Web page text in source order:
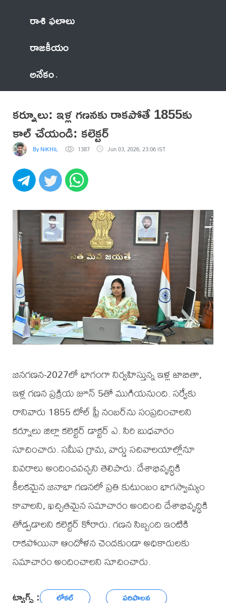
రాశి ఫలాలు
రాజకీయం
అనేకం
కర్నూలు: ఇళ్ల గణనకు రాకపోతే 1855కు
కాల్ చేయండి: కలెక్టర్
By NIKHIL 1387 Jun 03, 2026, 23:06 IST
జనగణన-2027లో భాగంగా నిర్వహిస్తున్న ఇళ్ల జాబితా,
ఇళ్ల గణన ప్రక్రియ జూన్ 5తో ముగియనుంది. సర్వేకు
రానివారు 1855 టోల్ ఫ్రీ నంబర్‌ను సంప్రదించాలని
కర్నూలు జిల్లా కలెక్టర్ డాక్టర్ ఎ. సిరి బుధవారం
సూచించారు. సమీప గ్రామ, వార్డు సచివాలయాల్లోనూ
వివరాలు అందించవచ్చని తెలిపారు. దేశాభివృద్ధికి
కీలకమైన జనాభా గణనలో ప్రతి కుటుంబం భాగస్వామ్యం
కావాలని, ఖచ్చితమైన సమాచారం అందించి దేశాభివృద్ధికి
తోడ్పడాలని కలెక్టర్ కోరారు. గణన సిబ్బంది ఇంటికి
రాకపోయినా ఆందోళన చెందకుండా అధికారులకు
సమాచారం అందించాలని సూచించారు.
ట్యాగ్స్ : లోకల్ పరిపాలన